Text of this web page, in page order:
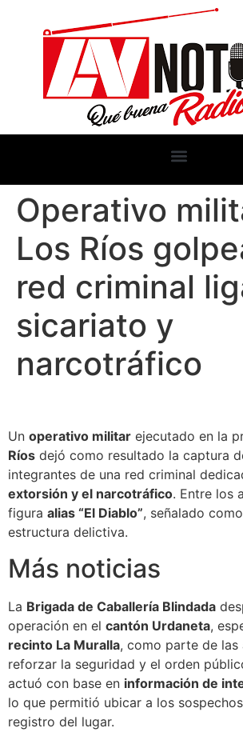
Operativo
Los Ríos
red criminal
sicariato y
narcotráfico
Un operativo militar ejecutado en la
Ríos dejó como resultado la captura
integrantes de una red criminal
extorsión y el narcotráfico. Entre los
figura alias “El Diablo”, señalado
estructura delictiva.
Más noticias
La Brigada de Caballería Blindada
operación en el cantón Urdaneta,
recinto La Muralla, como parte de las
reforzar la seguridad y el orden
actuó con base en información de
lo que permitió ubicar a los
registro del lugar.